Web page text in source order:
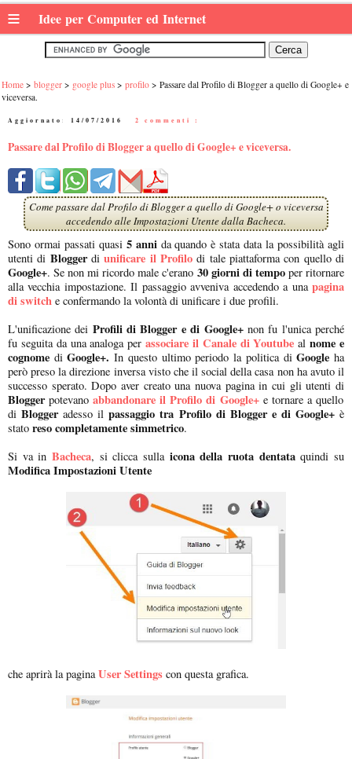
≡ Idee per Computer ed Internet
Home blogger google plus profilo
Passare dal Profilo di Blogger a quello di Google+ e
viceversa.
Aggiornato: 14/07/2016 2 commenti :
Passare dal Profilo di Blogger a quello di Google+ e viceversa.
Come passare dal Profilo di Blogger a quello di Google+ o viceversa
accedendo alle Impostazioni Utente dalla Bacheca.
Sono ormai passati quasi 5 annida quando è stata data la possibilità agli
utenti di Bloggerdiunificare il Profilo di tale piattaforma con quello di
Google+. Se non mi ricordo male c'erano 30 giorni di tempoper ritornare
alla vecchia impostazione. Il passaggio avveniva accedendo a una pagina
di switch e confermando la volontà di unificare i due profili.
L'unificazione dei Profili di Blogger e di Google+non fu l'unica perché
fu seguita da una analoga perassociare il Canale di Youtube al nome e
cognome diGoogle+. In questo ultimo periodo la politica diGoogle ha
però preso la direzione inversa visto che il social della casa non ha avuto il
successo sperato. Dopo aver creato una nuova pagina in cui gli utenti di
Bloggerpotevano abbandonare il Profilo di Google+e tornare a quello
diBloggeradesso il passaggio tra Profilo di Blogger e di Google+è
stato reso completamente simmetrico.
Si va in Bacheca, si clicca sulla icona della ruota dentataquindi su
Modifica Impostazioni Utente
che aprirà la paginaUser Settings con questa grafica.